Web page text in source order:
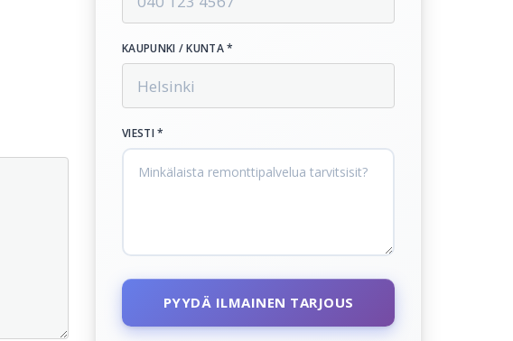
KAUPUNKI / KUNTA *
VIESTI *
PYYDÄ ILMAINEN TARJOUS